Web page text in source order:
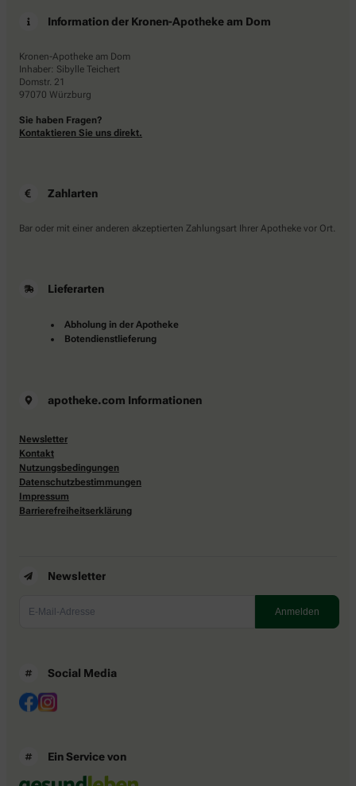
Information der Kronen-Apotheke am Dom
Kronen-Apotheke am Dom
Inhaber: Sibylle Teichert
Domstr. 21
97070 Würzburg
Sie haben Fragen?
Kontaktieren Sie uns direkt.
Zahlarten
Bar oder mit einer anderen akzeptierten Zahlungsart Ihrer Apotheke vor Ort.
Lieferarten
Abholung in der Apotheke
Botendienstlieferung
apotheke.com Informationen
Newsletter
Kontakt
Nutzungsbedingungen
Datenschutzbestimmungen
Impressum
Barrierefreiheitserklärung
Newsletter
Social Media
Ein Service von